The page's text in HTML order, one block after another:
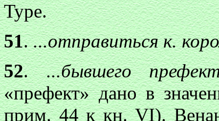
Type.
51....отправиться к.
52....бывшего
«префект» дано в
прим. 44 к кн. VI).